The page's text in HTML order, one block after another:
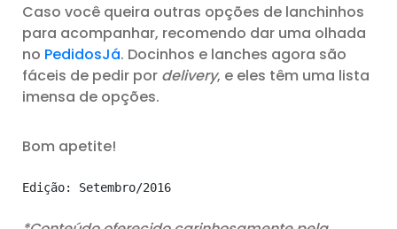
Caso você queira outras opções de lanchinhos
para acompanhar, recomendo dar uma olhada
no PedidosJá. Docinhos e lanches agora são
fáceis de pedir por delivery, e eles têm uma lista
imensa de opções.
Bom apetite!
Edição: Setembro/2016